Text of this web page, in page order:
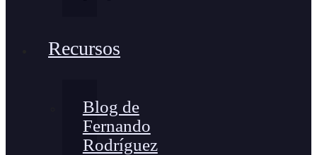
Recursos
Blog de
Fernando
Rodríguez